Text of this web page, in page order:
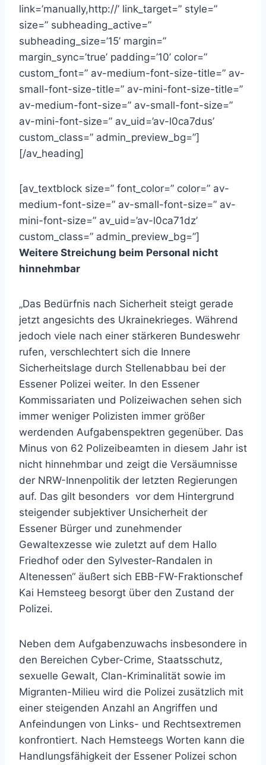
link=’manually,http://’ link_target=” style=”
size=” subheading_active=”
subheading_size=’15’ margin=”
margin_sync=’true’ padding=’10’ color=”
custom_font=” av-medium-font-size-title=” av-
small-font-size-title=” av-mini-font-size-title=”
av-medium-font-size=” av-small-font-size=”
av-mini-font-size=” av_uid=’av-l0ca7dus’
custom_class=” admin_preview_bg=”]
[/av_heading]
[av_textblock size=” font_color=” color=” av-
medium-font-size=” av-small-font-size=” av-
mini-font-size=” av_uid=’av-l0ca71dz’
custom_class=” admin_preview_bg=”]
Weitere Streichung beim Personal nicht
hinnehmbar
„Das Bedürfnis nach Sicherheit steigt gerade
jetzt angesichts des Ukrainekrieges. Während
jedoch viele nach einer stärkeren Bundeswehr
rufen, verschlechtert sich die Innere
Sicherheitslage durch Stellenabbau bei der
Essener Polizei weiter. In den Essener
Kommissariaten und Polizeiwachen sehen sich
immer weniger Polizisten immer größer
werdenden Aufgabenspektren gegenüber. Das
Minus von 62 Polizeibeamten in diesem Jahr ist
nicht hinnehmbar und zeigt die Versäumnisse
der NRW-Innenpolitik der letzten Regierungen
auf. Das gilt besonders vor dem Hintergrund
steigender subjektiver Unsicherheit der
Essener Bürger und zunehmender
Gewaltexzesse wie zuletzt auf dem Hallo
Friedhof oder den Sylvester-Randalen in
Altenessen“ äußert sich EBB-FW-Fraktionschef
Kai Hemsteeg besorgt über den Zustand der
Polizei.
Neben dem Aufgabenzuwachs insbesondere in
den Bereichen Cyber-Crime, Staatsschutz,
sexuelle Gewalt, Clan-Kriminalität sowie im
Migranten-Milieu wird die Polizei zusätzlich mit
einer steigenden Anzahl an Angriffen und
Anfeindungen von Links- und Rechtsextremen
konfrontiert. Nach Hemsteegs Worten kann die
Handlungsfähigkeit der Essener Polizei schon